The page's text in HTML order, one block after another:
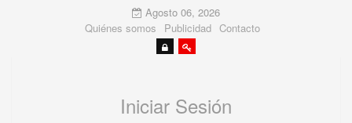
Agosto 06, 2026
Quiénes somos
Publicidad Contacto
Iniciar Sesión